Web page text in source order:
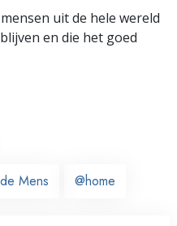
uit de hele wereld
en die het goed
Mens @home